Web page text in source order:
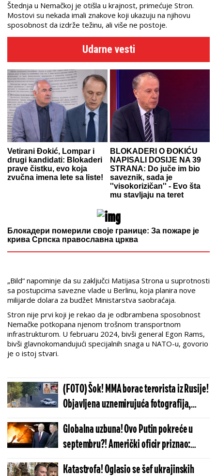
Štednja u Nemačkoj je otišla u krajnost, primećuje Stron.
Mostovi su nekada imali znakove koji ukazuju na njihovu
sposobnost da izdrže težinu, ali više ne postoje.
Udarne vesti
Vetirani Đokić, Lompar i
drugi kandidati: Blokaderi
prave čistku, evo koja
zvučna imena lete sa liste!
BLOKADERI O ĐOKIĆU
NAPISALI DOSIJE NA 39
STRANA: Do juče im bio
saveznik, sada je
''visokorizičan'' - Evo šta
mu stavljaju na teret
Блокадери померили своје границе: За пожаре је
крива Српска православна црква
„Bild“ napominje da su zaključci Matijasa Strona u suprotnosti
sa postupcima savezne vlade u Berlinu, koja planira nove
milijarde dolara za budžet Ministarstva saobraćaja.
Stron nije prvi koji je rekao da je odbrambena sposobnost
Nemačke potkopana njenom trošnom transportnom
infrastrukturom. U februaru 2024, bivši general Egon Rams,
bivši glavnokomandujući specijalnih snaga u NATO-u, govorio
je o istoj stvari.
(FOTO) Šok! MMA borac terorista iz Rusije!
Objavljena uznemirujuća fotografija,
likvidirale ga snage bezbednosti!
Globalna uzbuna! Ovo Putin pokreće u
septembru?! Američki oficir priznao:
Uspeo je, nismo shvatili šta radi...
Katastrofa! Oglasio se šef ukrajinskih